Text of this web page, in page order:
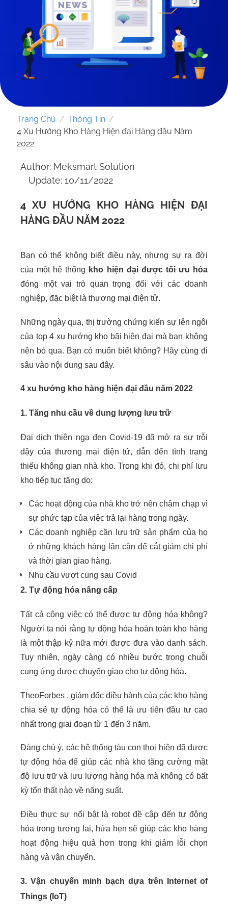
Trang Chủ / Thông Tin /
4 Xu Hướng Kho Hàng Hiện đại Hàng đầu Năm
2022
Author: Meksmart Solution
Update: 10/11/2022
4 XU HƯỚNG KHO HÀNG HIỆN ĐẠI
HÀNG ĐẦU NĂM 2022
Bạn có thể không biết điều này, nhưng sự ra đời
của một hệ thống kho hiện đại được tối ưu hóa
đóng một vai trò quan trọng đối với các doanh
nghiệp, đặc biệt là thương mại điện tử.
Những ngày qua, thị trường chứng kiến sự lên ngôi
của top 4 xu hướng kho bãi hiện đại mà bạn không
nên bỏ qua. Bạn có muốn biết không? Hãy cùng đi
sâu vào nội dung sau đây.
4 xu hướng kho hàng hiện đại đầu năm 2022
1. Tăng nhu cầu về dung lượng lưu trữ
Đại dịch thiên nga đen Covid-19 đã mở ra sự trỗi
dậy của thương mại điện tử, dẫn đến tình trạng
thiếu không gian nhà kho. Trong khi đó, chi phí lưu
kho tiếp tục tăng do:
Các hoạt động của nhà kho trở nên chậm chạp vì
sự phức tạp của việc trả lại hàng trong ngày.
Các doanh nghiệp cần lưu trữ sản phẩm của họ
ở những khách hàng lân cận để cắt giảm chi phí
và thời gian giao hàng.
Nhu cầu vượt cung sau Covid
2. Tự động hóa nâng cấp
Tất cả công việc có thể được tự động hóa không?
Người ta nói rằng tự động hóa hoàn toàn kho hàng
là một thập kỷ nữa mới được đưa vào danh sách.
Tuy nhiên, ngày càng có nhiều bước trong chuỗi
cung ứng được chuyển giao cho tự động hóa.
TheoForbes , giám đốc điều hành của các kho hàng
chia sẻ tự động hóa có thể là ưu tiên đầu tư cao
nhất trong giai đoạn từ 1 đến 3 năm.
Đáng chú ý, các hệ thống tàu con thoi hiện đã được
tự động hóa để giúp các nhà kho tăng cường mật
độ lưu trữ và lưu lượng hàng hóa mà không có bất
kỳ tổn thất nào về năng suất.
Điều thực sự nổi bật là robot đề cập đến tự động
hóa trong tương lai, hứa hẹn sẽ giúp các kho hàng
hoạt động hiệu quả hơn trong khi giảm lỗi chọn
hàng và vận chuyển.
3.Vận chuyển minh bạch dựa trên Internet of
Things (IoT)
GỬI YÊU CẦU